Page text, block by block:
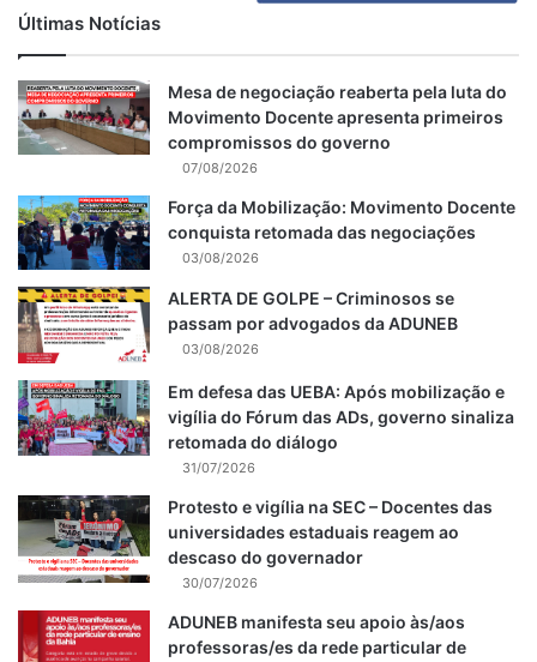
Últimas Notícias
Mesa de negociação reaberta pela luta do
Movimento Docente apresenta primeiros
compromissos do governo
07/08/2026
Força da Mobilização: Movimento Docente
conquista retomada das negociações
03/08/2026
ALERTA DE GOLPE – Criminosos se
passam por advogados da ADUNEB
03/08/2026
Em defesa das UEBA: Após mobilização e
vigília do Fórum das ADs, governo sinaliza
retomada do diálogo
31/07/2026
Protesto e vigília na SEC – Docentes das
universidades estaduais reagem ao
descaso do governador
30/07/2026
ADUNEB manifesta seu apoio às/aos
professoras/es da rede particular de